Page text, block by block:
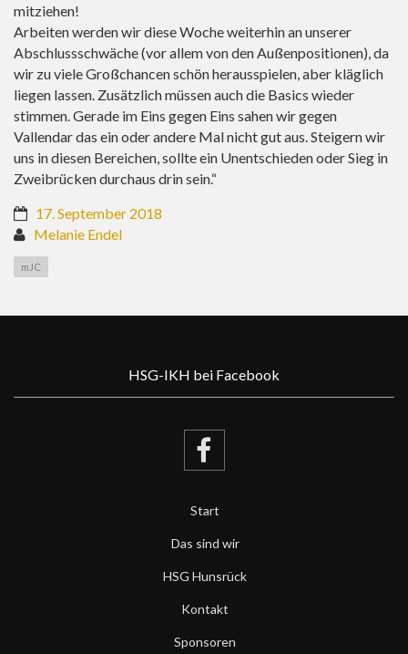
mitziehen!
Arbeiten werden wir diese Woche weiterhin an unserer
Abschlussschwäche (vor allem von den Außenpositionen), da
wir zu viele Großchancen schön herausspielen, aber kläglich
liegen lassen. Zusätzlich müssen auch die Basics wieder
stimmen. Gerade im Eins gegen Eins sahen wir gegen
Vallendar das ein oder andere Mal nicht gut aus. Steigern wir
uns in diesen Bereichen, sollte ein Unentschieden oder Sieg in
Zweibrücken durchaus drin sein.“
17. September 2018
Melanie Endel
mJC
HSG-IKH bei Facebook
Start
Das sind wir
HSG Hunsrück
Kontakt
Sponsoren